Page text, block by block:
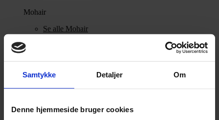
Samtykke Detaljer Om
Denne hjemmeside bruger cookies
Mohair
Se alle Mohair
Desiderio
Filnovo
Leonora
Tilia